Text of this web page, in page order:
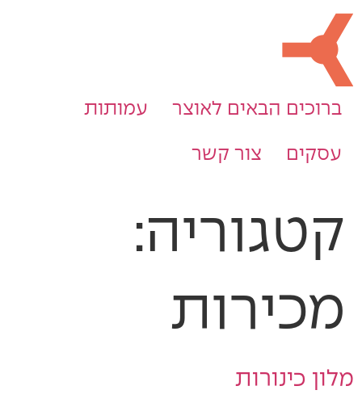
ברוכים הבאים לאוצר עמותות
עסקים צור קשר
קטגוריה:
מכירות
מלון כינורות